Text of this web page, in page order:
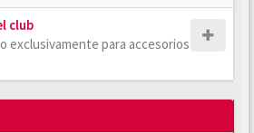
club
exclusivamente para accesorios